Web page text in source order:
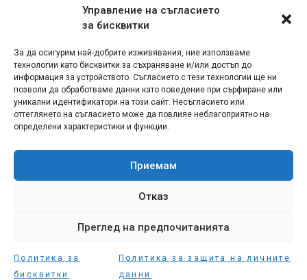
Управление на съгласието
за бисквитки
За да осигурим най-добрите изживявания, ние използваме
технологии като бисквитки за съхраняване и/или достъп до
информация за устройството. Съгласието с тези технологии ще ни
позволи да обработваме данни като поведение при сърфиране или
уникални идентификатори на този сайт. Несъгласието или
оттеглянето на съгласието може да повлияе неблагоприятно на
определени характеристики и функции.
Приемам
Отказ
Преглед на предпочитанията
Политика за
бисквитки
Политика за защита на личните
данни
Заплащане и доставка
Условия за ползване
Политика за защита на личните данни
Политика за връщане и възстановяване на
суми
Формуляр за връщане на продукт
Сертификати
DomashenSapun.com© 2026.
BG